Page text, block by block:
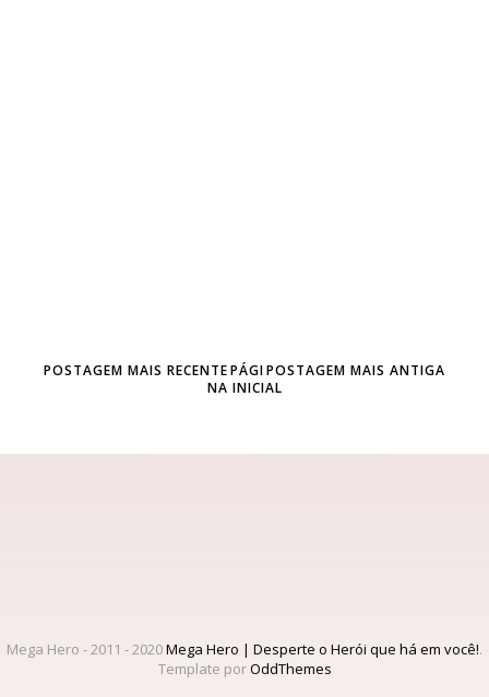
POSTAGEM MAIS RECENTE POSTAGEM MAIS ANTIGA
PÁGI
NA INICIAL
Mega Hero - 2011 - 2020Mega Hero | Desperte o Herói que há em você!.
Template porOddThemes